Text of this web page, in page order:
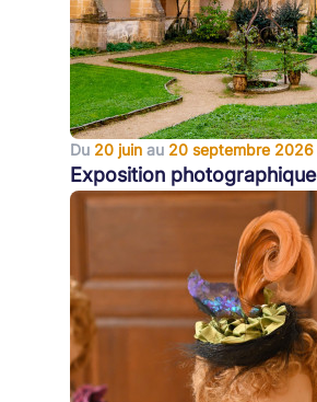
Du 20 juin au 20 septembre 2026
Exposition photographique